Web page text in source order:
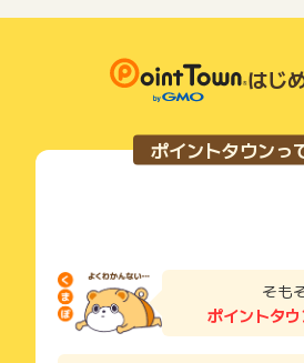
下記の事項に該当する場合、広告主側
・同一端末や同一世帯で、繰り返し利
い物を複数回ご利用された場合
・他のポイントサイトや比較サイト、
ご利用前には、Cookieの削除をおこな
します。
読みください。
お申し込みやお買い物後、利用したサ
各サービス・お買い物の獲得ポイント
ン期間が予告なしに変更される場合が
条件を達成しているかどうかは各広告
っているため、広告主はポイントに関
広告に遷移しない場合は掲載が終了と
得できませんので、ご注意くださいま
はじ
ポイントタウンっ
そも
ポイントタウ